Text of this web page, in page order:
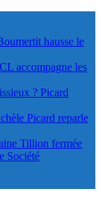
hausse le
accompagne les
? Picard
Picard reparle
Tillion fermée
Société